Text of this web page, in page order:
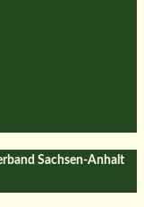
Sachsen-Anhalt